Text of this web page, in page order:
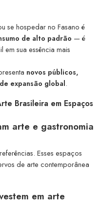
se hospedar no Fasano é
de alto padrão — é
em sua essência mais
novos públicos,
expansão global.
Brasileira em Espaços
arte e gastronomia
Esses espaços
de arte contemporânea
em arte